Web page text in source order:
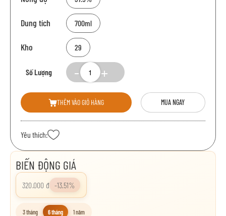
Dung tích 700ml
Kho 29
Số Lượng
THÊM VÀO GIỎ HÀNG MUA NGAY
Yêu thích:
BIẾN ĐỘNG GIÁ
320.000 đ -13.51%
3 tháng 6 tháng 1 năm